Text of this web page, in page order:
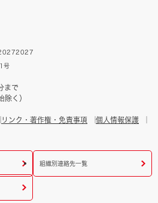
号
まで
除く）
リンク・著作権・免責事項
個人情報保護
組織別連絡先一覧